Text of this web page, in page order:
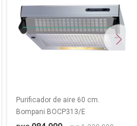
Purificador de aire 60 cm.
Bompani BOCP313/E